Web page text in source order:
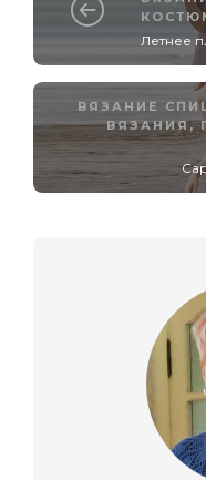
Летнее
ВЯЗАНИЕ
ВЯЗАНИЯ,